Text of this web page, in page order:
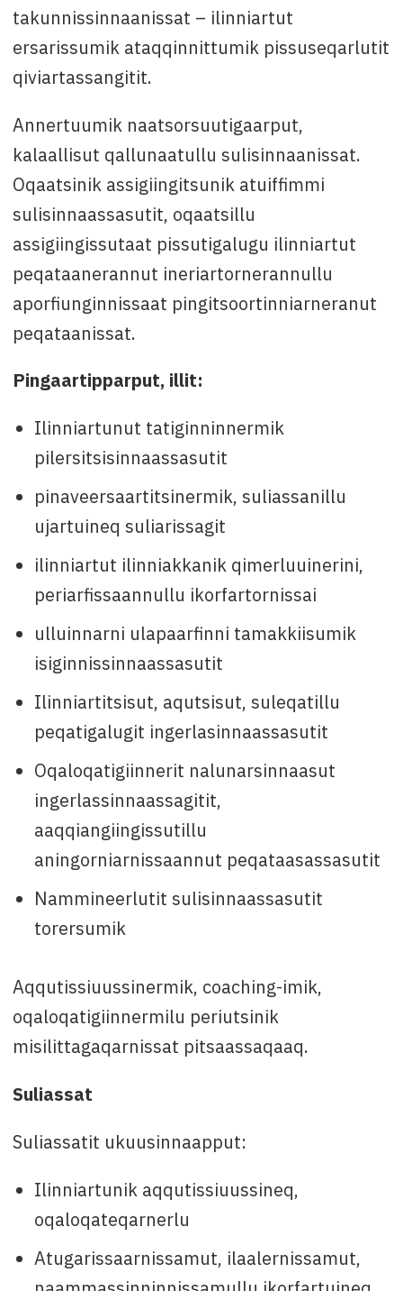
takunnissinnaanissat – ilinniartut
ersarissumik ataqqinnittumik pissuseqarlutit
qiviartassangitit.
Annertuumik naatsorsuutigaarput,
kalaallisut qallunaatullu sulisinnaanissat.
Oqaatsinik assigiingitsunik atuiffimmi
sulisinnaassasutit, oqaatsillu
assigiingissutaat pissutigalugu ilinniartut
peqataanerannut ineriartornerannullu
aporfiunginnissaat pingitsoortinniarneranut
peqataanissat.
Pingaartipparput, illit:
Ilinniartunut tatiginninnermik
pilersitsisinnaassasutit
pinaveersaartitsinermik, suliassanillu
ujartuineq suliarissagit
ilinniartut ilinniakkanik qimerluuinerini,
periarfissaannullu ikorfartornissai
ulluinnarni ulapaarfinni tamakkiisumik
isiginnissinnaassasutit
Ilinniartitsisut, aqutsisut, suleqatillu
peqatigalugit ingerlasinnaassasutit
Oqaloqatigiinnerit nalunarsinnaasut
ingerlassinnaassagitit,
aaqqiangiingissutillu
aningorniarnissaannut peqataasassasutit
Nammineerlutit sulisinnaassasutit
torersumik
Aqqutissiuussinermik, coaching-imik,
oqaloqatigiinnermilu periutsinik
misilittagaqarnissat pitsaassaqaaq.
Suliassat
Suliassatit ukuusinnaapput:
Ilinniartunik aqqutissiuussineq,
oqaloqateqarnerlu
Atugarissaarnissamut, ilaalernissamut,